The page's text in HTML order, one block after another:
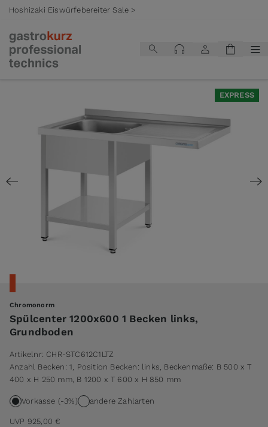
Hoshizaki Eiswürfebereiter Sale >
EXPRESS
Chromonorm
Spülcenter 1200x600 1 Becken links,
Grundboden
Artikelnr: CHR-STC612C1LTZ
Anzahl Becken: 1, Position Becken: links, Beckenmaße: B 500 x T
400 x H 250 mm, B 1200 x T 600 x H 850 mm
Vorkasse (-3%) andere Zahlarten
UVP 925,00 €